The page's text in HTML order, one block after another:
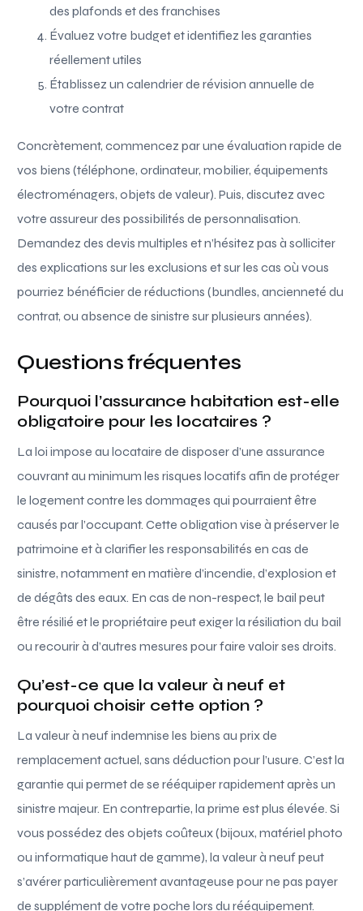
des plafonds et des franchises
Évaluez votre budget et identifiez les garanties
réellement utiles
Établissez un calendrier de révision annuelle de
votre contrat
Concrètement, commencez par une évaluation rapide de
vos biens (téléphone, ordinateur, mobilier, équipements
électroménagers, objets de valeur). Puis, discutez avec
votre assureur des possibilités de personnalisation.
Demandez des devis multiples et n’hésitez pas à solliciter
des explications sur les exclusions et sur les cas où vous
pourriez bénéficier de réductions (bundles, ancienneté du
contrat, ou absence de sinistre sur plusieurs années).
Questions fréquentes
Pourquoi l’assurance habitation est-elle
obligatoire pour les locataires ?
La loi impose au locataire de disposer d’une assurance
couvrant au minimum les risques locatifs afin de protéger
le logement contre les dommages qui pourraient être
causés par l’occupant. Cette obligation vise à préserver le
patrimoine et à clarifier les responsabilités en cas de
sinistre, notamment en matière d’incendie, d’explosion et
de dégâts des eaux. En cas de non-respect, le bail peut
être résilié et le propriétaire peut exiger la résiliation du bail
ou recourir à d’autres mesures pour faire valoir ses droits.
Qu’est-ce que la valeur à neuf et
pourquoi choisir cette option ?
La valeur à neuf indemnise les biens au prix de
remplacement actuel, sans déduction pour l’usure. C’est la
garantie qui permet de se rééquiper rapidement après un
sinistre majeur. En contrepartie, la prime est plus élevée. Si
vous possédez des objets coûteux (bijoux, matériel photo
ou informatique haut de gamme), la valeur à neuf peut
s’avérer particulièrement avantageuse pour ne pas payer
de supplément de votre poche lors du rééquipement.